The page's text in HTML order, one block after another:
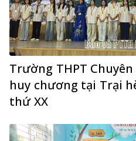
Trường THPT
huy chương tại Trại
thứ XX